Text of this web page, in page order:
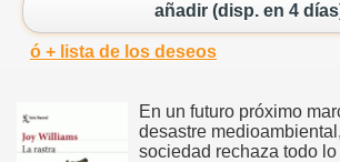
añadir (disp. en 4
ó + lista de los deseos
En un futuro próximo
desastre
sociedad rechaza todo